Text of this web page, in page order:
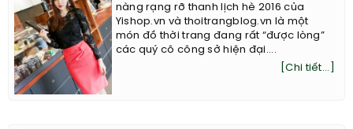
nàng rạng rỡ thanh lịch hè 2016 của
Yishop.vn và thoitrangblog.vn là một
món đồ thời trang đang rất “được lòng”
các quý cô công sở hiện đại....
[Chi tiết...]